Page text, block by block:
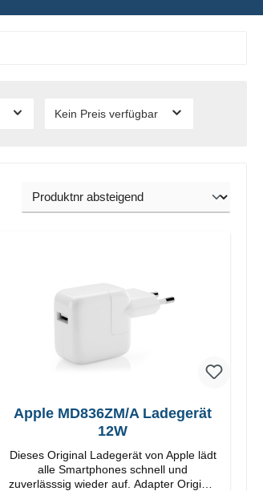
Kein Preis verfügbar
Apple MD836ZM/A Ladegerät
12W
Dieses Original Ladegerät von Apple lädt
alle Smartphones schnell und
zuverlässsig wieder auf. Adapter Original